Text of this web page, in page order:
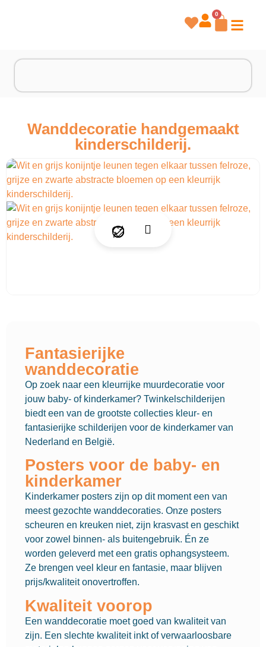
0
Wanddecoratie handgemaakt
kinderschilderij.
Fantasierijke
wanddecoratie
Op zoek naar een kleurrijke muurdecoratie voor
jouw baby- of kinderkamer? Twinkelschilderijen
biedt een van de grootste collecties kleur- en
fantasierijke schilderijen voor de kinderkamer van
Nederland en België.
Posters voor de baby- en
kinderkamer
Kinderkamer posters zijn op dit moment een van
meest gezochte wanddecoraties. Onze posters
scheuren en kreuken niet, zijn krasvast en geschikt
voor zowel binnen- als buitengebruik. Én ze
worden geleverd met een gratis ophangsysteem.
Ze brengen veel kleur en fantasie, maar blijven
prijs/kwaliteit onovertroffen.
Kwaliteit voorop
Een wanddecoratie moet goed van kwaliteit van
zijn. Een slechte kwaliteit inkt of verwaarloosbare